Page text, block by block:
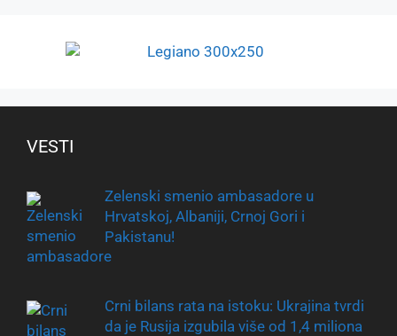
VESTI
Zelenski smenio ambasadore u
Hrvatskoj, Albaniji, Crnoj Gori i
Pakistanu!
Crni bilans rata na istoku: Ukrajina tvrdi
da je Rusija izgubila više od 1,4 miliona